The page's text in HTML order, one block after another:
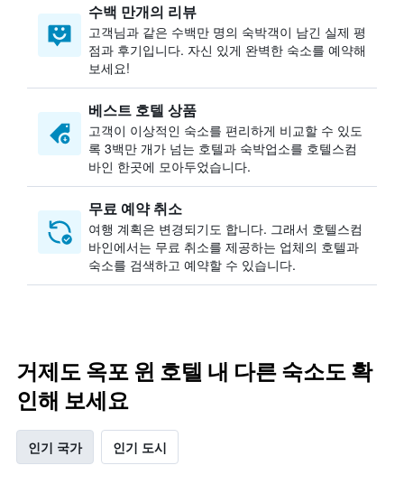
수백 만개의 리뷰
고객님과 같은 수백만 명의 숙박객이 남긴 실제 평
점과 후기입니다. 자신 있게 완벽한 숙소를 예약해
보세요!
베스트 호텔 상품
고객이 이상적인 숙소를 편리하게 비교할 수 있도
록 3백만 개가 넘는 호텔과 숙박업소를 호텔스컴
바인 한곳에 모아두었습니다.
무료 예약 취소
여행 계획은 변경되기도 합니다. ​그래서 호텔스컴
바인에서는 무료 취소를 제공하는 업체의 호텔과
숙소를 검색하고 예약할 수 있습니다.
거제도 옥포 윈 호텔 내 다른 숙소도 확
인해 보세요
인기 국가 인기 도시